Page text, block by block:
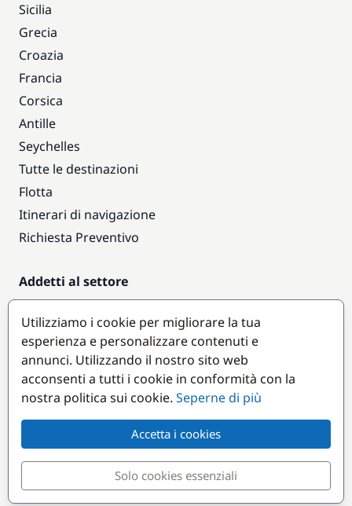
Sicilia
Grecia
Croazia
Francia
Corsica
Antille
Seychelles
Tutte le destinazioni
Flotta
Itinerari di navigazione
Richiesta Preventivo
Addetti al settore
Accesso armatori
Diventare partner
Destinazioni popolari
Utilizziamo i cookie per migliorare la tua
esperienza e personalizzare contenuti e
annunci. Utilizzando il nostro sito web
acconsenti a tutti i cookie in conformità con la
nostra politica sui cookie. Seperne di più
Accetta i cookies
Solo cookies essenziali